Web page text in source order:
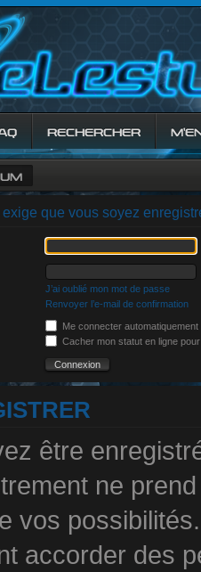
RECHERCHER
exige que vous soyez
J’ai oublié mon mot de passe
Renvoyer l’e-mail de confirmation
Me connecter
Cacher mon statut en ligne
être
ne
vos
accorder des